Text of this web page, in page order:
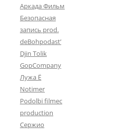
в
у
ч
и
(
М
а
к
и
м
Б
Аркада Фильм
Безопасная
запись prod.
deBohpodast’
Djin Tolik
GopCompany
Лужа Ё
Notimer
Podolbi filmec
production
Сержио